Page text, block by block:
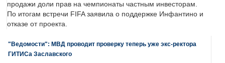
продажи доли прав на чемпионаты частным инвесторам.
По итогам встречи FIFA заявила о поддержке Инфантино и
отказе от проекта.
"Ведомости": МВД проводит проверку теперь уже экс-ректора
ГИТИСа Заславского